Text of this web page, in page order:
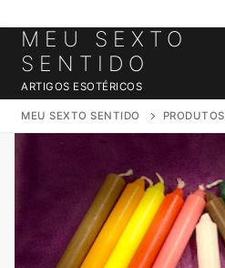
Saltar
para
conteúdo
MEU SEXTO
SENTIDO
ARTIGOS ESOTÉRICOS
MEU SEXTO SENTIDO PRODUTOS